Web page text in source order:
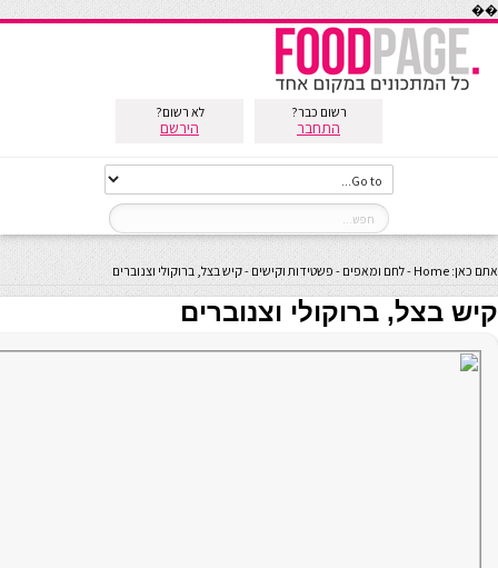
��
רשום כבר?
התחבר
לא רשום?
הירשם
אתם כאן: Home
-לחם ומאפים - פשטידות וקישים -קיש בצל, ברוקולי וצנוברים
קיש בצל, ברוקולי וצנוברים